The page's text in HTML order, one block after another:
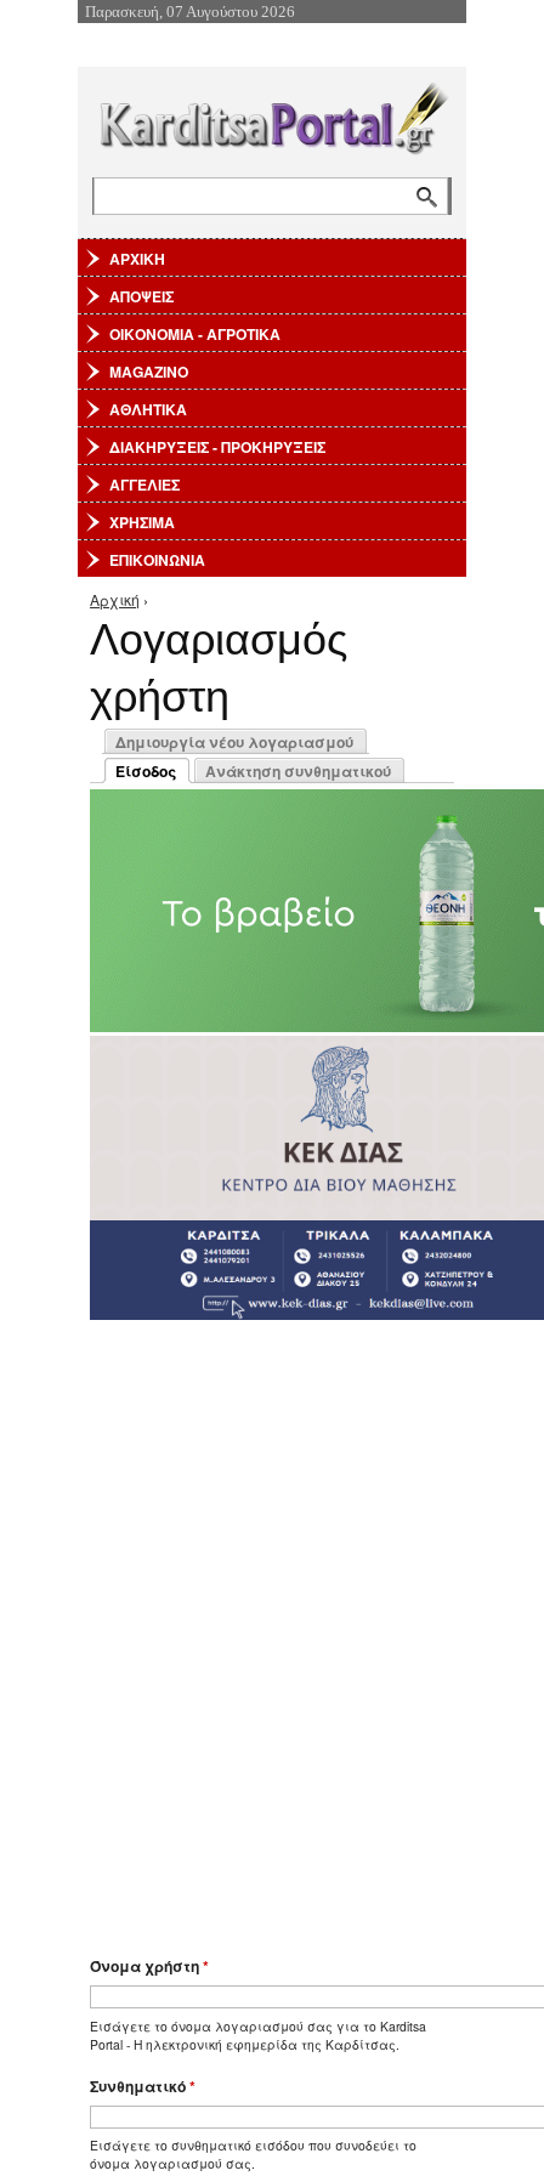
Επιστροφή στην Πλοήγηση
Παρασκευή, 07 Αυγούστου 2026
ΑΡΧΙΚΗ
ΑΠΟΨΕΙΣ
ΟΙΚΟΝΟΜΙΑ - ΑΓΡΟΤΙΚΑ
MAGAZINO
ΑΘΛΗΤΙΚΑ
ΔΙΑΚΗΡΥΞΕΙΣ - ΠΡΟΚΗΡΥΞΕΙΣ
ΑΓΓΕΛΙΕΣ
ΧΡΗΣΙΜΑ
ΕΠΙΚΟΙΝΩΝΙΑ
Είστε εδώ
Αρχική ›
Λογαριασμός
χρήστη
Πρωτεύουσες καρτέλες
Δημιουργία νέου λογαριασμού
Είσοδος
(ενεργή καρτέλα)
Ανάκτηση συνθηματικού
Όνομα χρήστη*
Εισάγετε το όνομα λογαριασμού σας για το Karditsa
Portal - Η ηλεκτρονική εφημερίδα της Καρδίτσας.
Συνθηματικό*
Εισάγετε το συνθηματικό εισόδου που συνοδεύει το
όνομα λογαριασμού σας.